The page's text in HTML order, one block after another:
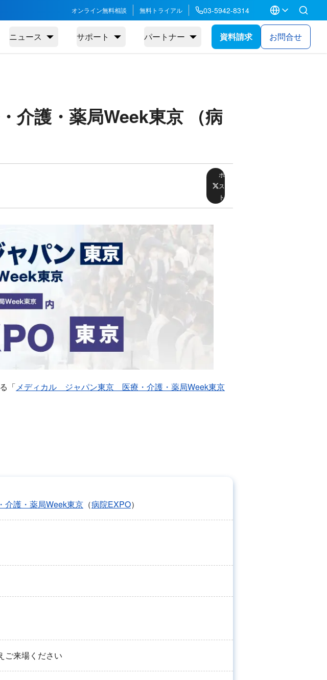
オンライン無料相談 無料トライアル 03-5942-8314
ニュース サポート パートナー 資料請求 お問合せ
護・薬局Week東京 （病
ポ
ス
ト
「メディカル ジャパン東京 医療・介護・薬局Week東京
護・薬局Week東京（病院EXPO）
ご来場ください